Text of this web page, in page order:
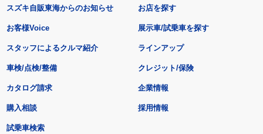
スズキ自販東海からのお知らせ
お客様Voice
スタッフによるクルマ紹介
お店を探す
展示車/試乗車を探す
ラインアップ
車検/点検/整備 クレジット/保険
カタログ請求
購入相談
試乗車検索
企業情報
採用情報